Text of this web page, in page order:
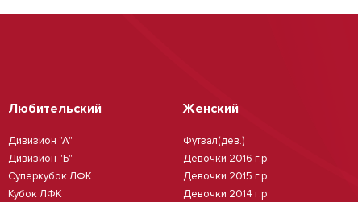
Любительский
Дивизион "А"
Дивизион "Б"
Суперкубок ЛФК
Кубок ЛФК
Женский
Футзал(дев.)
Девочки 2016 г.р.
Девочки 2015 г.р.
Девочки 2014 г.р.